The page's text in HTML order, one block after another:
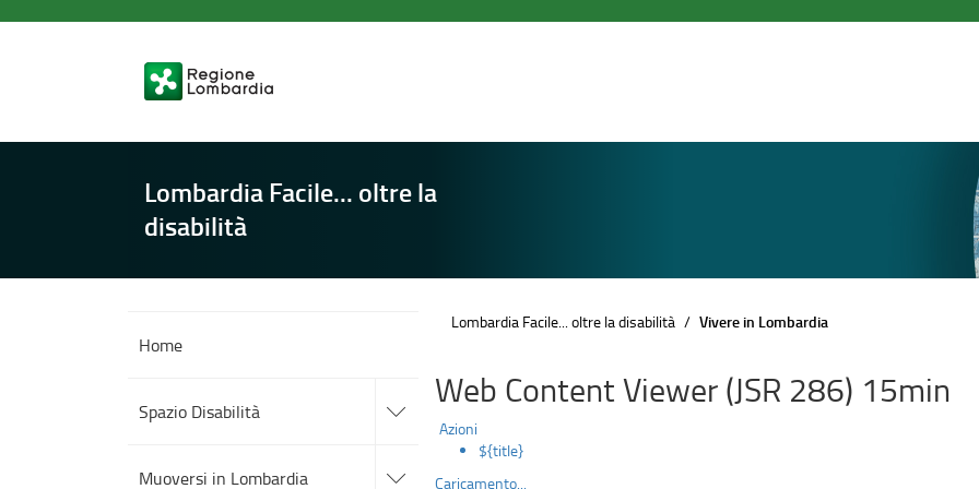
Vivere
Lombardia
Lombardia Facile... oltre la
disabilità
Home
Spazio Disabilità alle
sotto
Muoversi in Lombardia
alle
Lombardia Facile... oltre la disabilità Vivere in Lombardia
Web Content Viewer (JSR 286) 15min
Azioni
${title}
Caricamento...